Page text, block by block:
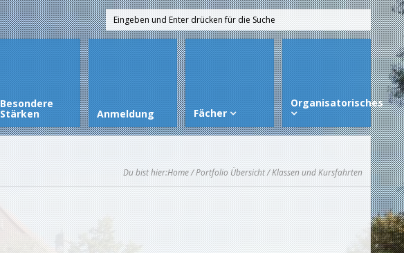
Besondere
Stärken Anmeldung Fächer
Organisatorisches
Du bist hier:Home/Portfolio Übersicht/ Klassen und Kursfahrten